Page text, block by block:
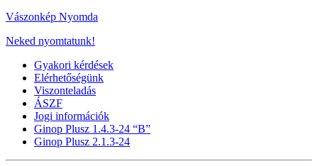
Vászonkép Nyomda
Neked nyomtatunk!
Gyakori kérdések
Elérhetőségünk
Viszonteladás
ÁSZF
Jogi információk
Ginop Plusz 1.4.3-24 “B”
Ginop Plusz 2.1.3-24